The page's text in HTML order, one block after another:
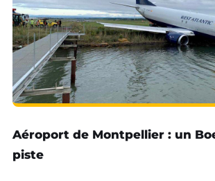
Aéroport de Montpellier : un
piste